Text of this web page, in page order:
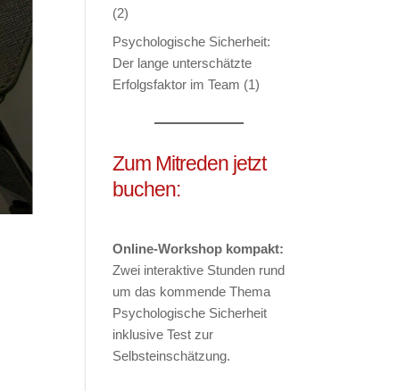
(2)
Psychologische Sicherheit:
Der lange unterschätzte
Erfolgsfaktor im Team (1)
Zum Mitreden jetzt
buchen:
Online-Workshop kompakt:
Zwei interaktive Stunden rund
um das kommende Thema
Psychologische Sicherheit
inklusive Test zur
Selbsteinschätzung.